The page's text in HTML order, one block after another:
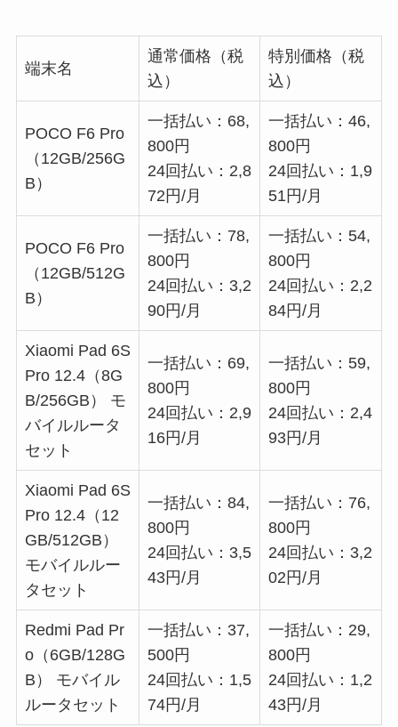
端末名
通常価格（税
込）
特別価格（税
込）
POCO F6 Pro
（12GB/256G
B）
一括払い：68,
800円
24回払い：2,8
72円/月
一括払い：46,
800円
24回払い：1,9
51円/月
POCO F6 Pro
（12GB/512G
B）
一括払い：78,
800円
24回払い：3,2
90円/月
一括払い：54,
800円
24回払い：2,2
84円/月
Xiaomi Pad 6S
Pro 12.4（8G
B/256GB） モ
バイルルータ
セット
一括払い：69,
800円
24回払い：2,9
16円/月
一括払い：59,
800円
24回払い：2,4
93円/月
Xiaomi Pad 6S
Pro 12.4（12
GB/512GB）
モバイルルー
タセット
一括払い：84,
800円
24回払い：3,5
43円/月
一括払い：76,
800円
24回払い：3,2
02円/月
Redmi Pad Pr
o（6GB/128G
B） モバイル
ルータセット
一括払い：37,
500円
24回払い：1,5
74円/月
一括払い：29,
800円
24回払い：1,2
43円/月